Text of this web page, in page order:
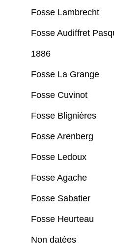
Fosse Lambrecht
Fosse Audiffret
1886
Fosse La Grange
Fosse Cuvinot
Fosse Blignières
Fosse Arenberg
Fosse Ledoux
Fosse Agache
Fosse Sabatier
Fosse Heurteau
Non datées